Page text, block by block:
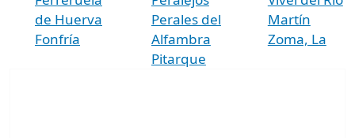
de Huerva
Fonfría
Perales del
Alfambra
Pitarque
Martín
Zoma, La